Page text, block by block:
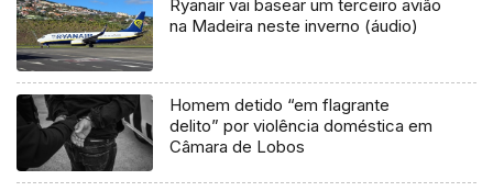
Ryanair vai basear um terceiro avião
na Madeira neste inverno (áudio)
Homem detido “em flagrante
delito” por violência doméstica em
Câmara de Lobos